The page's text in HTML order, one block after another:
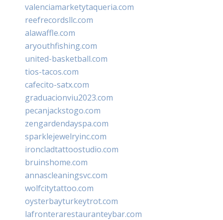
valenciamarketytaqueria.com
reefrecordsllc.com
alawaffle.com
aryouthfishing.com
united-basketball.com
tios-tacos.com
cafecito-satx.com
graduacionviu2023.com
pecanjackstogo.com
zengardendayspa.com
sparklejewelryinc.com
ironcladtattoostudio.com
bruinshome.com
annascleaningsvc.com
wolfcitytattoo.com
oysterbayturkeytrot.com
lafronterarestauranteybar.com